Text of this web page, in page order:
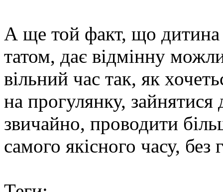
А ще той факт, що дитина
татом, дає відмінну
вільний час так, як
на прогулянку, зайнятися
звичайно, проводити
самого якісного часу, без